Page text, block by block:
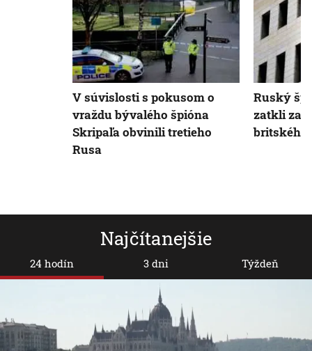
Najčítanejšie
24 hodín 3 dni Týždeň
V súvislosti s pokusom o
vraždu bývalého špióna
Skripaľa obvinili tretieho
Rusa
Ruský
zatkli
britského